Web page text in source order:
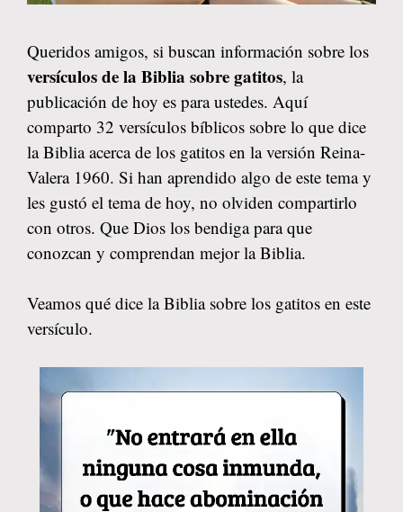
Queridos amigos, si buscan información sobre los
versículos de la Biblia sobre gatitos, la
publicación de hoy es para ustedes. Aquí
comparto 32 versículos bíblicos sobre lo que dice
la Biblia acerca de los gatitos en la versión Reina-
Valera 1960. Si han aprendido algo de este tema y
les gustó el tema de hoy, no olviden compartirlo
con otros. Que Dios los bendiga para que
conozcan y comprendan mejor la Biblia.
Veamos qué dice la Biblia sobre los gatitos en este
versículo.